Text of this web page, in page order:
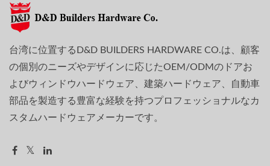
台湾に位置するD&D BUILDERS HARDWARE CO.は、顧客
の個別のニーズやデザインに応じたOEM/ODMのドアお
よびウィンドウハードウェア、建築ハードウェア、自動車
部品を製造する豊富な経験を持つプロフェッショナルなカ
スタムハードウェアメーカーです。